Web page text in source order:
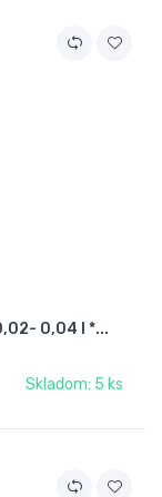
0,04 l *...
Skladom: 5 ks